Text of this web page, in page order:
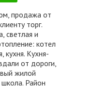
продажа от
торг.
светлая и
котел
кухня. Кухня-
от дороги,
жилой
Район